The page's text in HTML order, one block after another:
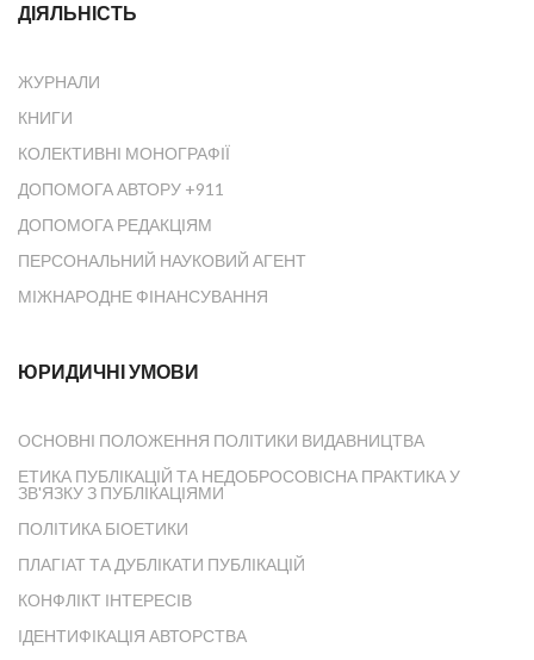
ДІЯЛЬНІСТЬ
ЖУРНАЛИ
КНИГИ
КОЛЕКТИВНІ МОНОГРАФІЇ
ДОПОМОГА АВТОРУ +911
ДОПОМОГА РЕДАКЦІЯМ
ПЕРСОНАЛЬНИЙ НАУКОВИЙ АГЕНТ
МІЖНАРОДНЕ ФІНАНСУВАННЯ
ЮРИДИЧНІ УМОВИ
ОСНОВНІ ПОЛОЖЕННЯ ПОЛІТИКИ ВИДАВНИЦТВА
ЕТИКА ПУБЛІКАЦІЙ ТА НЕДОБРОСОВІСНА ПРАКТИКА У
ЗВ'ЯЗКУ З ПУБЛІКАЦІЯМИ
ПОЛІТИКА БІОЕТИКИ
ПЛАГІАТ ТА ДУБЛІКАТИ ПУБЛІКАЦІЙ
КОНФЛІКТ ІНТЕРЕСІВ
ІДЕНТИФІКАЦІЯ АВТОРСТВА